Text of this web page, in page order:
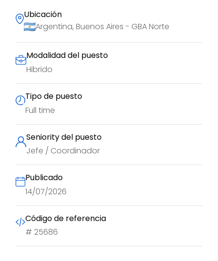
Ubicación
Argentina, Buenos Aires - GBA Norte
Modalidad del puesto
Hibrido
Tipo de puesto
Full time
Seniority del puesto
Jefe / Coordinador
Publicado
14/07/2026
Código de referencia
# 25686